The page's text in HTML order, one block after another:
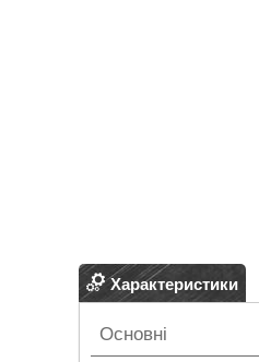
Характеристики
Основні